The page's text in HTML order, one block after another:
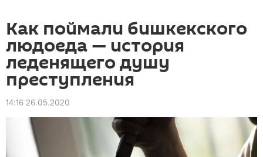
Как поймали бишкекского
людоеда — история
леденящего душу
преступления
14:16 26.05.2020